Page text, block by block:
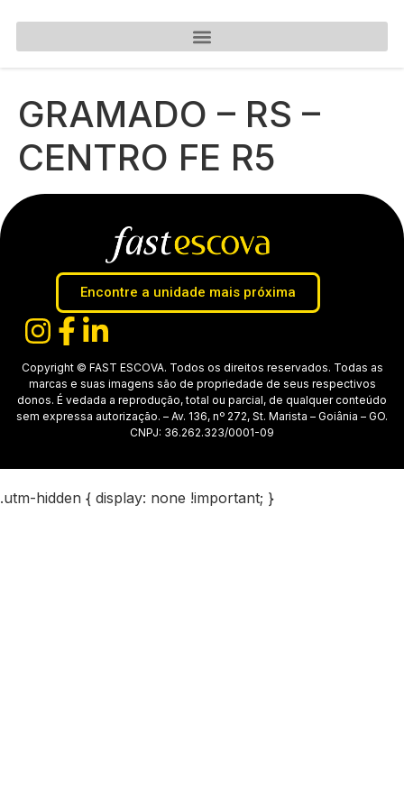
GRAMADO – RS –
CENTRO FE R5
Encontre a unidade mais próxima
Copyright © FAST ESCOVA. Todos os direitos reservados. Todas as
marcas e suas imagens são de propriedade de seus respectivos
donos. É vedada a reprodução, total ou parcial, de qualquer conteúdo
sem expressa autorização. – Av. 136, nº 272, St. Marista – Goiânia – GO.
CNPJ: 36.262.323/0001-09
.utm-hidden { display: none !important; }